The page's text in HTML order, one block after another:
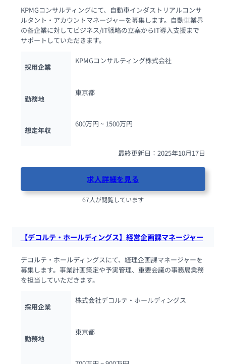
KPMGコンサルティングにて、自動車インダストリアルコンサ
ルタント・アカウントマネージャーを募集します。自動車業界
の各企業に対してビジネス/IT戦略の立案からIT導入支援まで
サポートしていただきます。
採用企業
KPMGコンサルティング株式会社
勤務地
東京都
想定年収
600万円 ~ 1500万円
最終更新日：2025年10月17日
求人詳細を見る
67人が閲覧しています
【デコルテ・ホールディングス】経営企画課マネージャー
デコルテ・ホールディングスにて、経理企画課マネージャーを
募集します。事業計画策定や予実管理、重要会議の事務局業務
を担当していただきます。
採用企業
株式会社デコルテ・ホールディングス
勤務地
東京都